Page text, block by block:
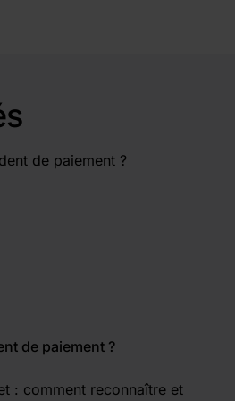
n'a pas été autorisé.
de paiement ?